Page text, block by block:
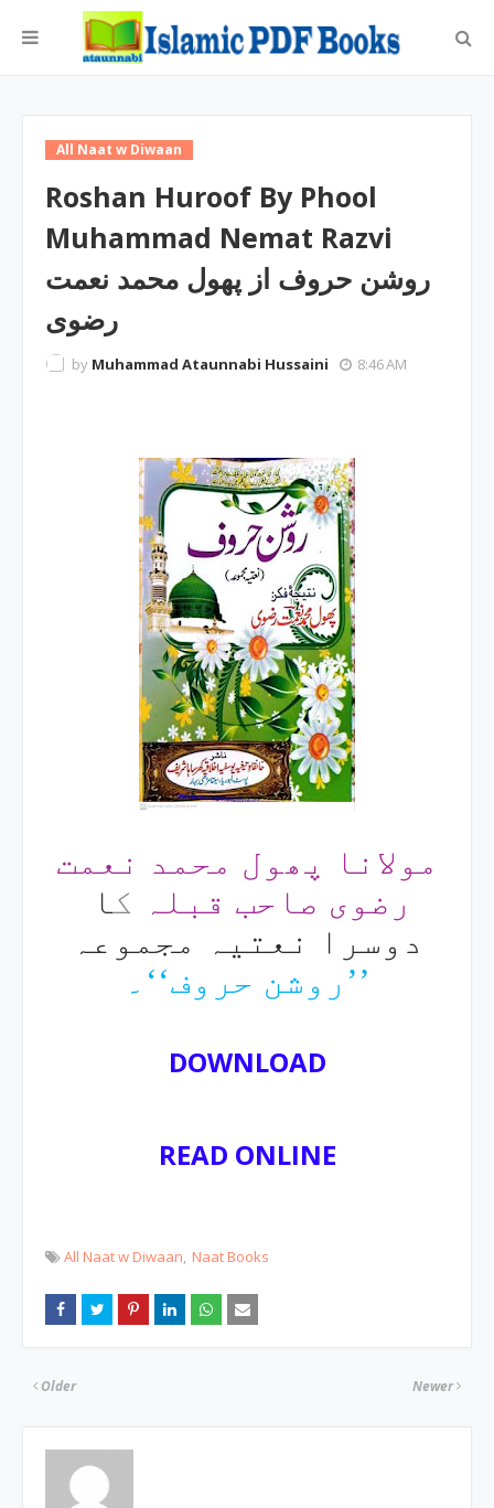
All Naat w Diwaan
Roshan Huroof By Phool
Muhammad Nemat Razvi
روشن حروف از پھول محمد نعمت
رضوی
by Muhammad Ataunnabi Hussaini 8:46 AM
مولانا پھول محمد نعمت
رضوی صاحب قبلہ کا
دوسرا نعتیہ مجموعہ
’’روشن حروف‘‘۔
DOWNLOAD
READ ONLINE
All Naat w Diwaan Naat Books
Newer
Older